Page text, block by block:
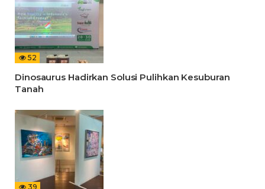
52
Dinosaurus Hadirkan Solusi Pulihkan Kesuburan
Tanah
39